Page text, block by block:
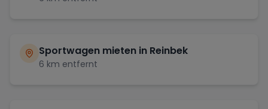
Sportwagen mieten in Reinbek
6 km entfernt